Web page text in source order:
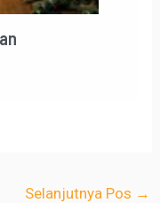
Selanjutnya Pos →